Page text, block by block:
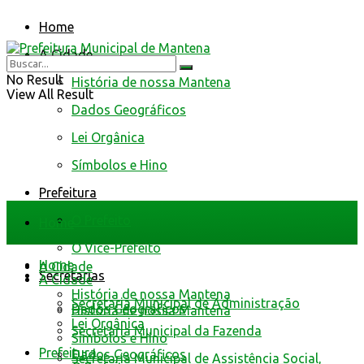
Home
A Cidade
História de nossa Mantena
Dados Geográficos
Lei Orgânica
Símbolos e Hino
Prefeitura
O Vice-Prefeito
Secretarias
Secretaria Municipal de Administração
Secretaria Municipal da Fazenda
Secretaria Municipal de Assistência Social,
No Result
View All Result
Home
A Cidade
História de nossa Mantena
Dados Geográficos
Home
A Cidade
História de nossa Mantena
Dados Geográficos
Lei Orgânica
Símbolos e Hino
Prefeitura